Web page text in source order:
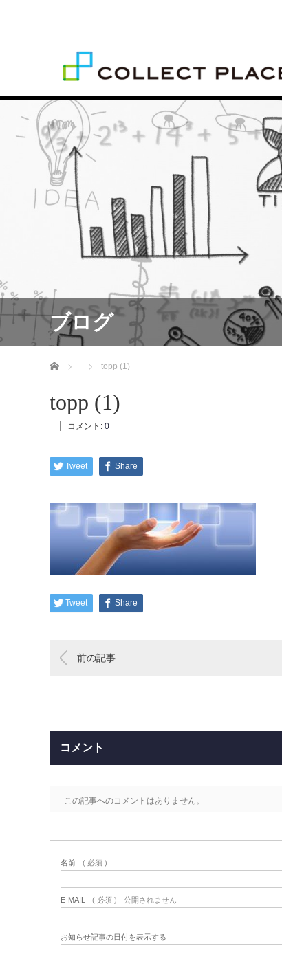
ブログ
ホーム topp (1)
topp (1)
コメント: 0
Tweet Share
Tweet Share
前の記事
コメント
この記事へのコメントはありません。
名前 ( 必須 )
E-MAIL ( 必須 ) - 公開されません -
お知らせ記事の日付を表示する